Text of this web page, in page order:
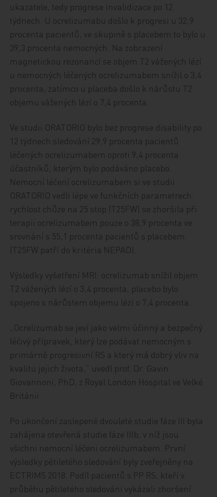
ukazatele, tedy progrese invalidizace po 12
týdnech. U ocrelizumabu došlo k progresi u 32,9
procenta pacientů, ve skupině s placebem to bylo u
39,3 procenta nemocných. Na zobrazení
magnetickou rezonancí se objem T2 vážených lézí
u nemocných léčených ocrelizumabem snížil o 3,4
procenta, zatímco u placeba došlo k nárůstu T2
objemu vážených lézí o 7,4 procenta.
Ve studii ORATORIO bylo bez progrese disability po
12 týdnech sledování 29,9 procenta pacientů
léčených ocrelizumabem oproti 9,4 procenta
účastníků, kterým bylo podáváno placebo.
Nemocní léčení ocrelizumabem si ve studii
ORATORIO vedli lépe ve funkčních parametrech:
rychlost chůze na 25 stop (T25FW) se zhoršila při
terapii ocrelizumabem pouze o 38,9 procenta ve
srovnání s 55,1 procenta pacientů s placebem
(T25FW patří do kritéria NEPAD).
Výsledky vyšetření MRI: ocrelizumab snížil objem
T2 vážených lézí o 3,4 procenta, placebo bylo
spojeno s nárůstem objemu lézí o 7,4 procenta.
„Ocrelizumab se jeví jako velmi účinný a bezpečný
léčivý přípravek, který lze podávat nemocným s
primárně progresivní RS a který má dobrý vliv na
kvalitu jejich života,“ uvedl prof. Dr. Gavin
Giovannoni, PhD, z Royal London Hospital ve Velké
Británii.
Po ukončení zaslepené dvouleté studie fáze III byla
zahájena otevřená studie fáze IIIb, v níž jsou
všichni nemocní léčeni ocrelizumabem. První
výsledky pětiletého sledování byly zveřejněny na
ECTRIMS 2018. Podíl pacientů s PP RS, kteří v
průběhu pětiletého sledování vykázali zhoršení